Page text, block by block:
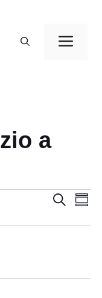
a
E
i
C
E
e
S
m
o